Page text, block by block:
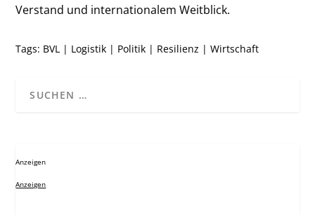
Verstand und internationalem Weitblick.
Tags: BVL | Logistik | Politik | Resilienz |Wirtschaft
Anzeigen
Anzeigen